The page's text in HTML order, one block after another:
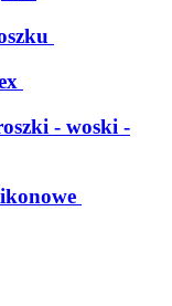
- woski -